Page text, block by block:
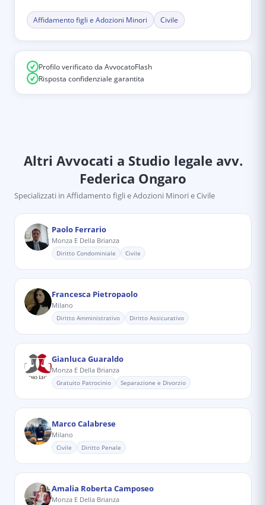
Affidamento figli e Adozioni Minori Civile
Profilo verificato da AvvocatoFlash
Risposta confidenziale garantita
Altri Avvocati a Studio legale avv.
Federica Ongaro
Specializzati in Affidamento figli e Adozioni Minori e Civile
Paolo Ferrario
Monza E Della Brianza
Diritto Condominiale Civile
Francesca Pietropaolo
Milano
Diritto Amministrativo Diritto Assicurativo
Gianluca Guaraldo
Monza E Della Brianza
Gratuito Patrocinio Separazione e Divorzio
Marco Calabrese
Milano
Civile Diritto Penale
Amalia Roberta Camposeo
Monza E Della Brianza